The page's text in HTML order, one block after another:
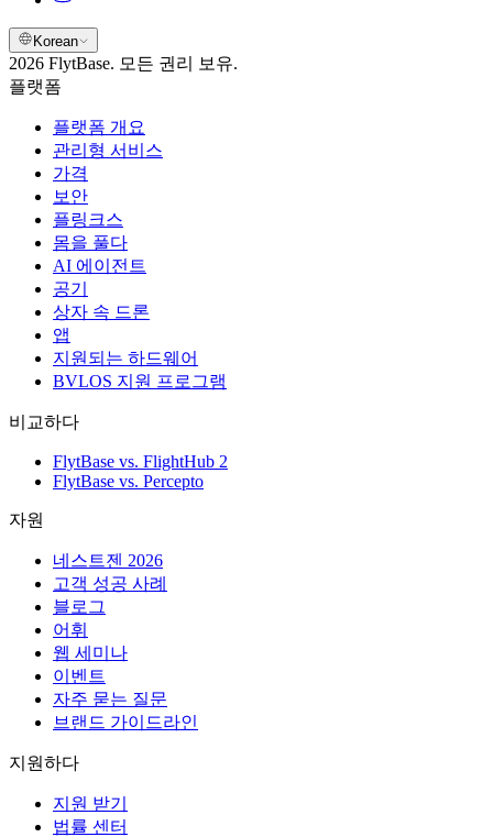
Korean
2026 FlytBase. 모든 권리 보유.
플랫폼
플랫폼 개요
관리형 서비스
가격
보안
플링크스
몸을 풀다
AI 에이전트
공기
상자 속 드론
앱
지원되는 하드웨어
BVLOS 지원 프로그램
비교하다
FlytBase vs. FlightHub 2
FlytBase vs. Percepto
자원
네스트젠 2026
고객 성공 사례
블로그
어휘
웹 세미나
이벤트
자주 묻는 질문
브랜드 가이드라인
지원하다
지원 받기
법률 센터